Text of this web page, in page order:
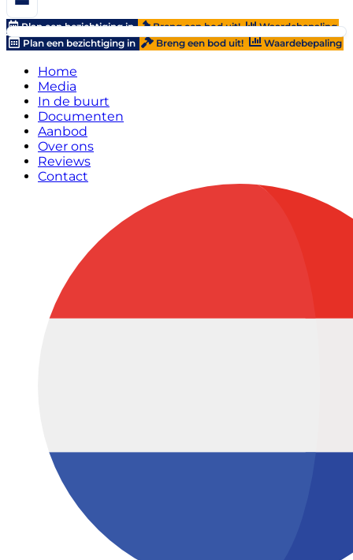
Plan een bezichtiging in Breng een bod uit!
Waardebepaling
Plan een bezichtiging in
Breng een bod uit! Waardebepaling
Home
Media
In de buurt
Documenten
Aanbod
Over ons
Reviews
Contact